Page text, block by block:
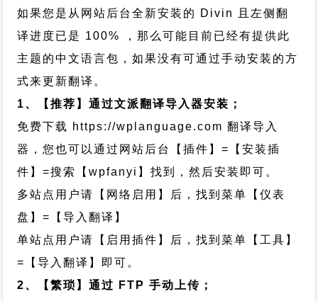
如果您是从网站后台全新安装的 Divin 且左侧翻
译进度已是 100% ，那么可能目前已经有提供此
主题的中文语言包，如果没有可通过手动安装的方
式来更新翻译。
1、【推荐】通过文派翻译导入器安装；
免费下载 https://wplanguage.com 翻译导入
器，您也可以通过网站后台【插件】=【安装插
件】=搜索【wpfanyi】找到，然后安装即可。
多站点用户请【网络启用】后，找到菜单【仪表
盘】=【导入翻译】
单站点用户请【启用插件】后，找到菜单【工具】
=【导入翻译】即可。
2、【繁琐】通过 FTP 手动上传；